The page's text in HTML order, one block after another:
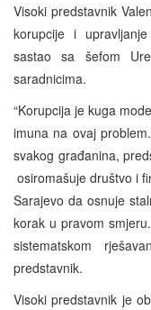
Visoki predstavnik
korupcije i
sastao sa šefom
saradnicima.
“Korupcija je kuga
imuna na ovaj
svakog građanina,
osiromašuje društvo i
Sarajevo da osnuje
korak u pravom
sistematskom
predstavnik.
Visoki predstavnik je